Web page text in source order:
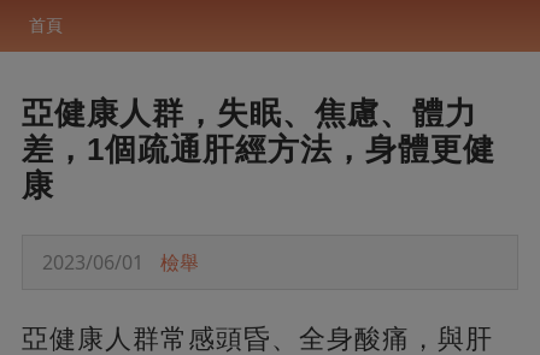
首頁
亞健康人群，失眠、焦慮、體力
差，1個疏通肝經方法，身體更健
康
2023/06/01 檢舉
亞健康人群常感頭昏、全身酸痛，與肝